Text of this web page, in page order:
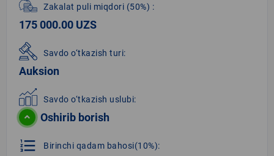
Zakalat puli miqdori (50%) :
175 000.00 UZS
Savdo o‘tkazish turi:
Auksion
Savdo o‘tkazish uslubi:
Oshirib borish
format_list_numbered Birinchi qadam bahosi(10%):